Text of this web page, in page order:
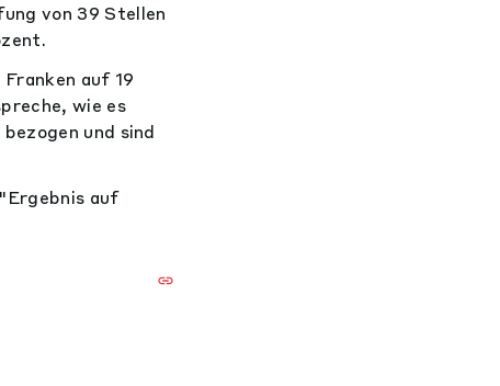
von 39 Stellen
auf 19
wie es
und sind
auf